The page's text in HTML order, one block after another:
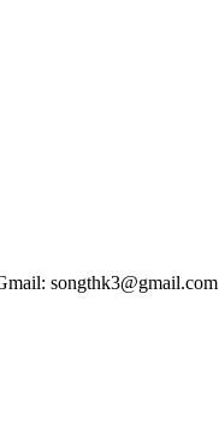
songthk3@gmail.com